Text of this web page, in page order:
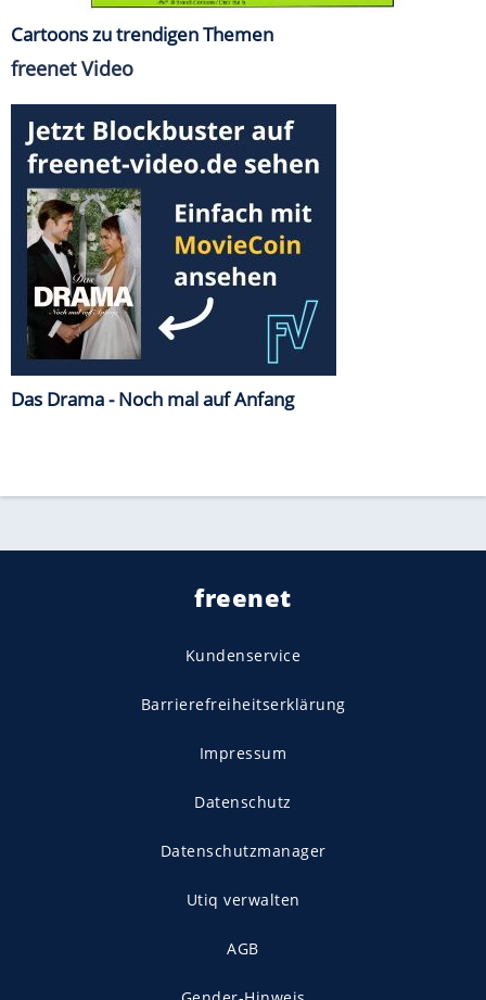
Cartoons zu trendigen Themen
freenet Video
Das Drama - Noch mal auf Anfang
freenet
Kundenservice
Barrierefreiheitserklärung
Impressum
Datenschutz
Datenschutzmanager
Utiq verwalten
AGB